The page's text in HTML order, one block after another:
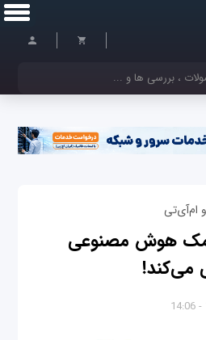
ام‌آی‌تی
کمک هوش مصنوعی
می‌کند!